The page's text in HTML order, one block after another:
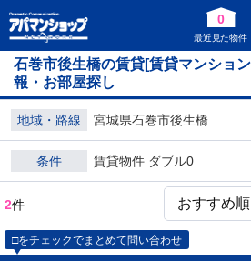
0
最近見た物件
石巻市後生橋の賃貸[賃貸マンショ
報・お部屋探し
地域・路線 宮城県石巻市後生橋
条件 賃貸物件 ダブル0
2件
□をチェックでまとめて問い合わせ